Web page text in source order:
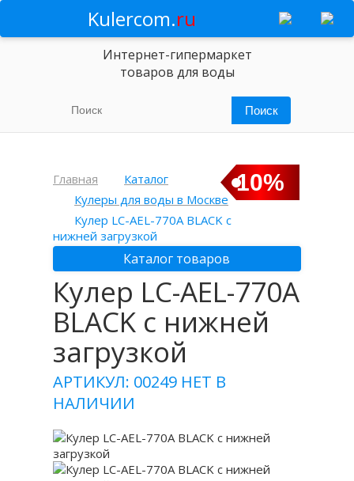
Kulercom.ru
Интернет-гипермаркет
товаров для воды
Главная
Каталог
Кулеры для воды в Москве
Кулер LC-AEL-770A BLACK с
нижней загрузкой
Каталог товаров
Кулер LC-AEL-770A
BLACK с нижней
загрузкой
АРТИКУЛ: 00249 НЕТ В
НАЛИЧИИ
10%